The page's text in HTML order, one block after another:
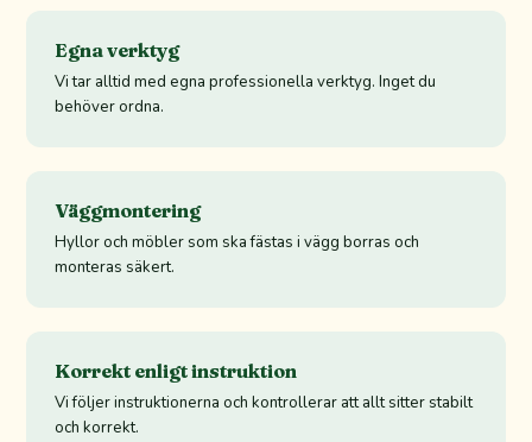
Egna verktyg
Vi tar alltid med egna professionella verktyg. Inget du
behöver ordna.
Väggmontering
Hyllor och möbler som ska fästas i vägg borras och
monteras säkert.
Korrekt enligt instruktion
Vi följer instruktionerna och kontrollerar att allt sitter stabilt
och korrekt.